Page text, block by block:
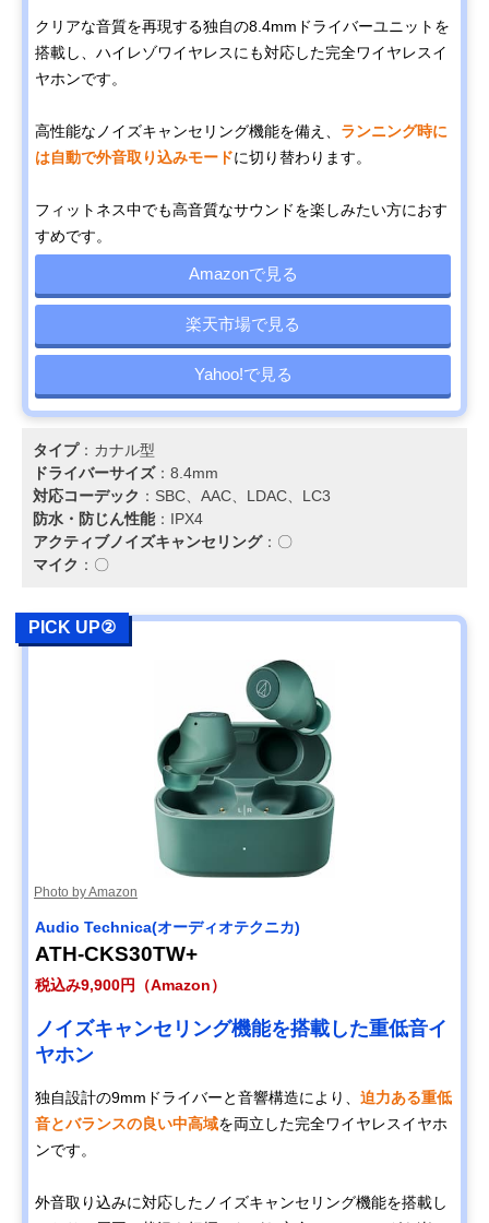
クリアな音質を再現する独自の8.4mmドライバーユニットを
搭載し、ハイレゾワイヤレスにも対応した完全ワイヤレスイ
ヤホンです。
高性能なノイズキャンセリング機能を備え、 ランニング時に
は自動で外音取り込みモードに切り替わります。
フィットネス中でも高音質なサウンドを楽しみたい方におす
すめです。
Amazonで見る
楽天市場で見る
Yahoo!で見る
タイプ：カナル型
ドライバーサイズ：8.4mm
対応コーデック ：SBC、AAC、LDAC、LC3
防水・防じん性能：IPX4
アクティブノイズキャンセリング：〇
マイク ：〇
PICK UP②
Photo by Amazon
Audio Technica(オーディオテクニカ)
ATH-CKS30TW+
税込み9,900円（Amazon）
ノイズキャンセリング機能を搭載した重低音イ
ヤホン
独自設計の9mmドライバーと音響構造により、 迫力ある重低
音とバランスの良い中高域を両立した完全ワイヤレスイヤホ
ンです。
外音取り込みに対応したノイズキャンセリング機能を搭載し